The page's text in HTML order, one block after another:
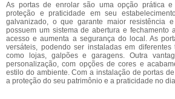
As portas de enrolar são uma opção prática
proteção e praticidade em seu
galvanizado, o que garante maior resistência
possuem um sistema de abertura e fechamento
acesso e aumenta a segurança do local. As
versáteis, podendo ser instaladas em diferentes
como lojas, galpões e garagens. Outra
personalização, com opções de cores e
estilo do ambiente. Com a instalação de portas
a proteção do seu patrimônio e a praticidade no